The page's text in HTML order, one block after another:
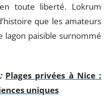
toute liberté. Lokrum
que les amateurs
lagon paisible surnommé
Plages privées à Nice :
uniques